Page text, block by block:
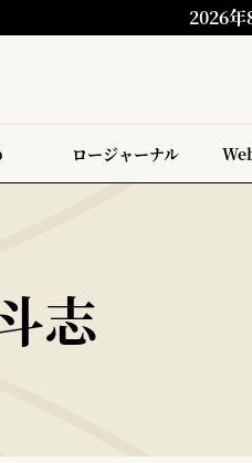
2026年
ロージャーナル
志